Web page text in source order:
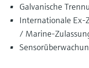
Galvanische
Internationale Ex-
/ Marine-